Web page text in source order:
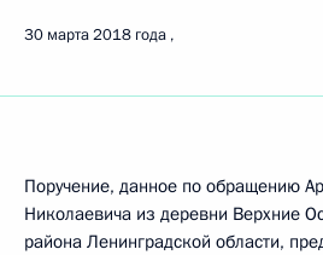
30 марта 2018 года
Поручение, данное по обращению
Николаевича из деревни Верхние
района Ленинградской области,